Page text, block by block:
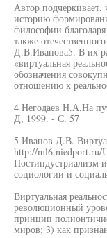
Автор
историю
философии
также
Д.В.Иванова5. В их
«виртуальная
обозначения
отношению к
4 Негодаев Н.А.На
Д, 1999. - С. 57
5 Иванов Д.В.
http://ml6.niedport.ru/
Постиндустриализм
социологии и
Виртуальная
революционный
принцип
миров; 3) как